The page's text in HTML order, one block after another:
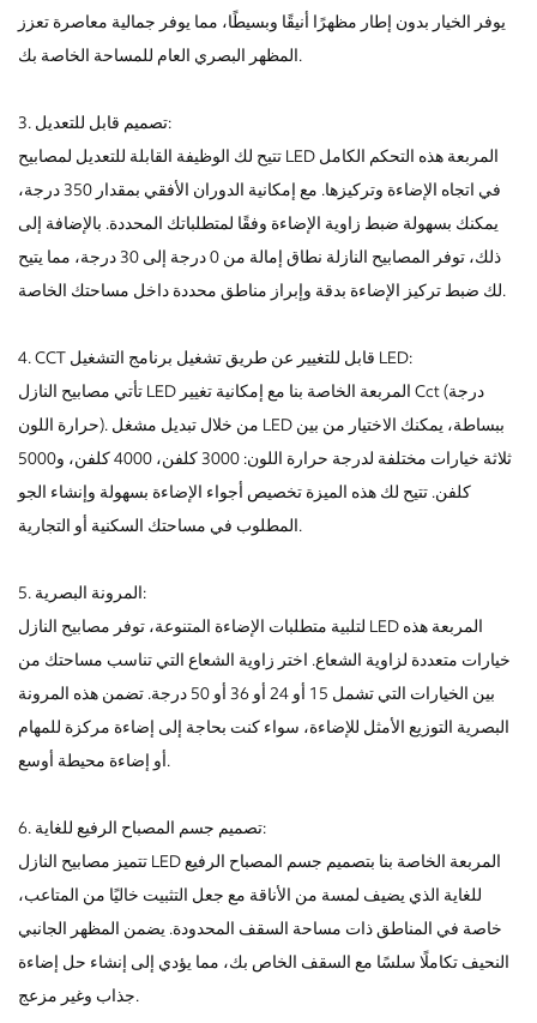
يوفر الخيار بدون إطار مظهرًا أنيقًا وبسيطًا، مما يوفر جمالية معاصرة تعزز
المظهر البصري العام للمساحة الخاصة بك.
3. تصميم قابل للتعديل:
تتيح لك الوظيفة القابلة للتعديل لمصابيح LED المربعة هذه التحكم الكامل
في اتجاه الإضاءة وتركيزها. مع إمكانية الدوران الأفقي بمقدار 350 درجة،
يمكنك بسهولة ضبط زاوية الإضاءة وفقًا لمتطلباتك المحددة. بالإضافة إلى
ذلك، توفر المصابيح النازلة نطاق إمالة من 0 درجة إلى 30 درجة، مما يتيح
لك ضبط تركيز الإضاءة بدقة وإبراز مناطق محددة داخل مساحتك الخاصة.
4. CCT قابل للتغيير عن طريق تشغيل برنامج التشغيل LED:
تأتي مصابيح النازل LED المربعة الخاصة بنا مع إمكانية تغيير Cct (درجة
حرارة اللون). من خلال تبديل مشغل LED ببساطة، يمكنك الاختيار من بين
ثلاثة خيارات مختلفة لدرجة حرارة اللون: 3000 كلفن، 4000 كلفن، و5000
كلفن. تتيح لك هذه الميزة تخصيص أجواء الإضاءة بسهولة وإنشاء الجو
المطلوب في مساحتك السكنية أو التجارية.
5. المرونة البصرية:
لتلبية متطلبات الإضاءة المتنوعة، توفر مصابيح النازل LED المربعة هذه
خيارات متعددة لزاوية الشعاع. اختر زاوية الشعاع التي تناسب مساحتك من
بين الخيارات التي تشمل 15 أو 24 أو 36 أو 50 درجة. تضمن هذه المرونة
البصرية التوزيع الأمثل للإضاءة، سواء كنت بحاجة إلى إضاءة مركزة للمهام
أو إضاءة محيطة أوسع.
6. تصميم جسم المصباح الرفيع للغاية:
تتميز مصابيح النازل LED المربعة الخاصة بنا بتصميم جسم المصباح الرفيع
للغاية الذي يضيف لمسة من الأناقة مع جعل التثبيت خاليًا من المتاعب،
خاصة في المناطق ذات مساحة السقف المحدودة. يضمن المظهر الجانبي
النحيف تكاملًا سلسًا مع السقف الخاص بك، مما يؤدي إلى إنشاء حل إضاءة
جذاب وغير مزعج.